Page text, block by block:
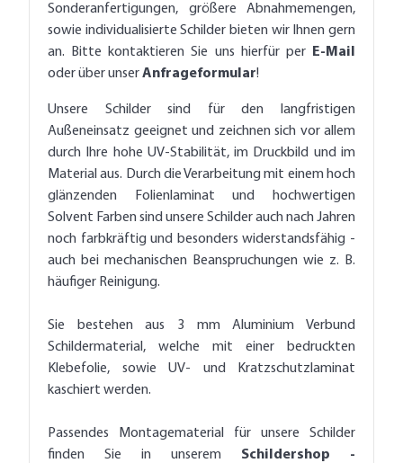
Sonderanfertigungen, größere Abnahmemengen,
sowie individualisierte Schilder bieten wir Ihnen gern
an. Bitte kontaktieren Sie uns hierfür per
E-Mail
oder über unserAnfrageformular!
Unsere Schilder sind für den langfristigen
Außeneinsatz geeignet und zeichnen sich vor allem
durch Ihre hohe UV-Stabilität, im Druckbild und im
Material aus. Durch die Verarbeitung mit einem hoch
glänzenden Folienlaminat und hochwertigen
Solvent Farben sind unsere Schilder auch nach Jahren
noch farbkräftig und besonders widerstandsfähig -
auch bei mechanischen Beanspruchungen wie z. B.
häufiger Reinigung.
Sie bestehen aus 3 mm Aluminium Verbund
Schildermaterial, welche mit einer bedruckten
Klebefolie, sowie UV- und Kratzschutzlaminat
kaschiert werden.
Passendes Montagematerial für unsere Schilder
finden Sie in unserem Schildershop -